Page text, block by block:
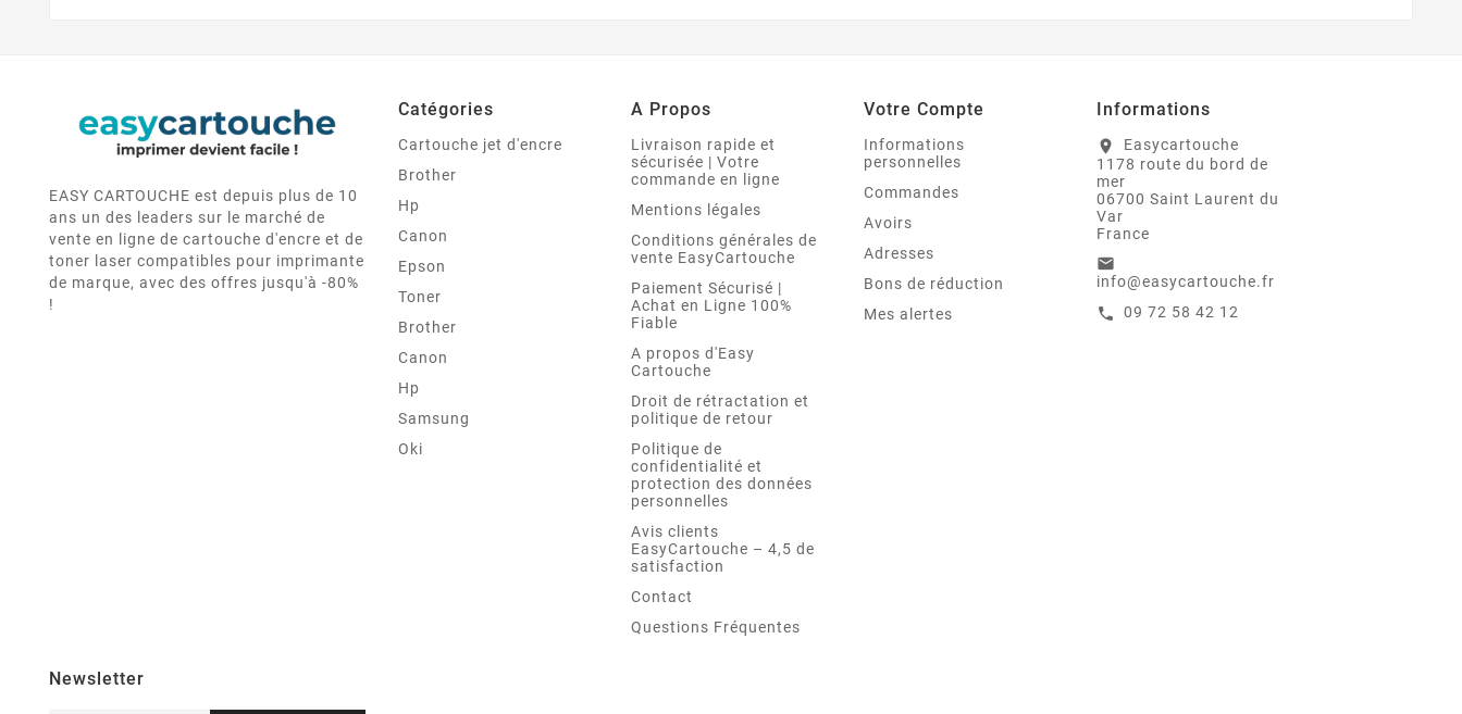
EASY CARTOUCHE est depuis plus de 10
ans un des leaders sur le marché de
vente en ligne de cartouche d'encre et de
toner laser compatibles pour imprimante
de marque, avec des offres jusqu'à -80%
!
Catégories
Cartouche jet d'encre
Brother
Hp
Canon
Epson
Toner
Brother
Canon
Hp
Samsung
Oki
A Propos
Livraison rapide et
sécurisée | Votre
commande en ligne
Mentions légales
Conditions générales de
vente EasyCartouche
Paiement Sécurisé |
Achat en Ligne 100%
Fiable
A propos d'Easy
Cartouche
Droit de rétractation et
politique de retour
Politique de
confidentialité et
protection des données
personnelles
Avis clients
EasyCartouche – 4,5 de
satisfaction
Contact
Questions Fréquentes
Votre Compte
Informations
personnelles
Commandes
Avoirs
Adresses
Bons de réduction
Mes alertes
Informations
location_on
Easycartouche
1178 route du bord de
mer
06700 Saint Laurent du
Var
France
email
info@easycartouche.fr
call 09 72 58 42 12
Newsletter